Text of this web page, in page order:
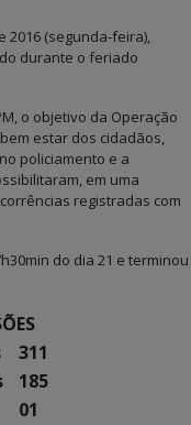
2016 (segunda-feira),
durante o feriado
o objetivo da Operação
estar dos cidadãos,
policiamento e a
em uma
registradas com
do dia 21 e terminou
311
185
01